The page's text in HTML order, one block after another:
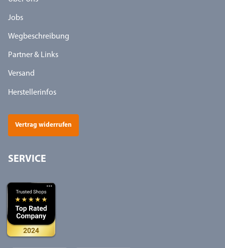
Jobs
Wegbeschreibung
Partner & Links
Versand
Herstellerinfos
Vertrag widerrufen
SERVICE